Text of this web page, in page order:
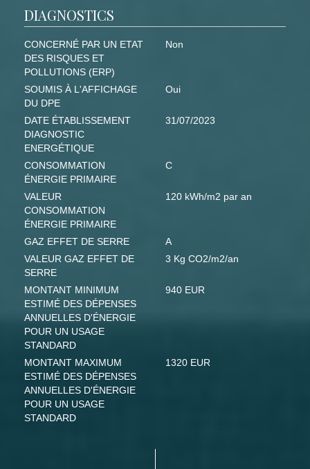
DIAGNOSTICS
CONCERNÉ PAR UN ETAT
DES RISQUES ET
POLLUTIONS (ERP)
Non
SOUMIS À L'AFFICHAGE
DU DPE
Oui
DATE ÉTABLISSEMENT
DIAGNOSTIC
ENERGÉTIQUE
31/07/2023
CONSOMMATION
ÉNERGIE PRIMAIRE
C
VALEUR
CONSOMMATION
ÉNERGIE PRIMAIRE
120 kWh/m2 par an
GAZ EFFET DE SERRE
A
VALEUR GAZ EFFET DE
SERRE
3 Kg CO2/m2/an
MONTANT MINIMUM
ESTIMÉ DES DÉPENSES
ANNUELLES D'ÉNERGIE
POUR UN USAGE
STANDARD
940 EUR
MONTANT MAXIMUM
ESTIMÉ DES DÉPENSES
ANNUELLES D'ÉNERGIE
POUR UN USAGE
STANDARD
1320 EUR